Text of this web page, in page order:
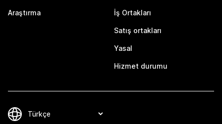
Araştırma İş Ortakları
Satış ortakları
Yasal
Hizmet durumu